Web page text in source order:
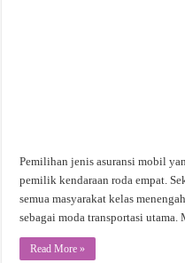
Pemilihan jenis asuransi mobil
pemilik kendaraan roda empat.
semua masyarakat kelas
sebagai moda transportasi
Read More »